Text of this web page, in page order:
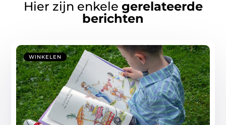
Hier zijn enkele gerelateerde
berichten
WINKELEN